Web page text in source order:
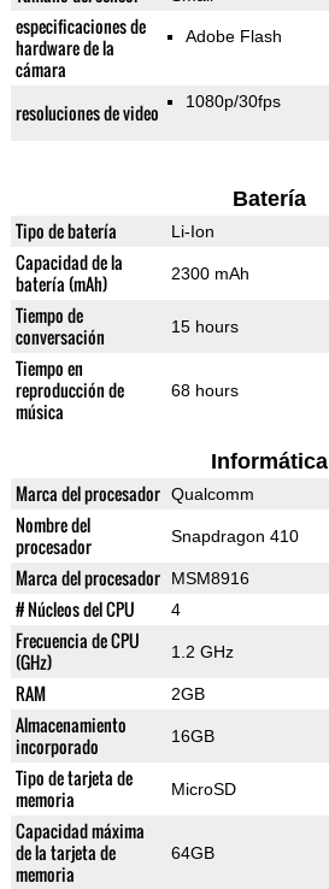
especificaciones de
hardware de la
cámara
Adobe Flash
resoluciones de video 1080p/30fps
Batería
Tipo de batería Li-Ion
Capacidad de la
batería (mAh)
2300 mAh
Tiempo de
conversación
15 hours
Tiempo en
reproducción de
música
68 hours
Informática
Marca del procesador Qualcomm
Nombre del
procesador
Snapdragon 410
Marca del procesador MSM8916
# Núcleos del CPU 4
Frecuencia de CPU
(GHz)
1.2 GHz
RAM 2GB
Almacenamiento
incorporado
16GB
Tipo de tarjeta de
memoria
MicroSD
Capacidad máxima
de la tarjeta de
memoria
64GB